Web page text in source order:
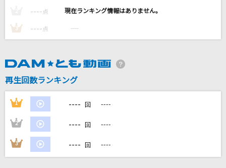
カラオケをもっと楽しもう！
---- 点 ----
3 ---- 点 ----
再生回数ランキング
1 ---- 回 ----
2 ---- 回 ----
3 ---- 回 ----